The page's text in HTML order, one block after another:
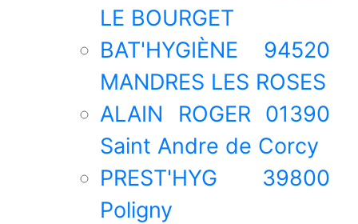
LE BOURGET
BAT'HYGIÈNE 94520
MANDRES LES ROSES
ALAIN ROGER 01390
Saint Andre de Corcy
PREST'HYG 39800
Poligny